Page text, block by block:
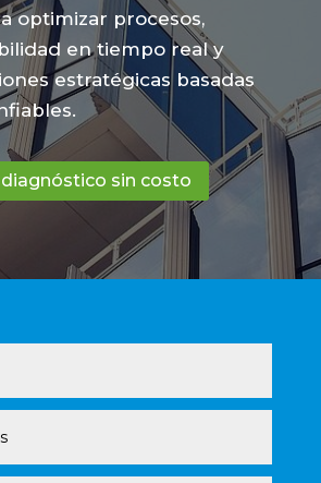
optimizar procesos,
en tiempo real y
estratégicas basadas
sin costo